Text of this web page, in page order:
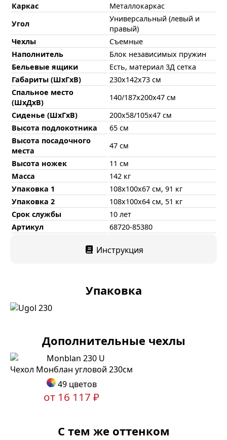
Каркас
Металлокаркас
Угол
Универсальный (левый и
правый)
Чехлы
Съемные
Наполнитель
Блок независимых пружин
Бельевые ящики
Есть, материал 3Д сетка
Габариты (ШхГхВ)
230х142х73 см
Спальное место
(ШхДхВ)
140/187х200х47 см
Сиденье (ШхГхВ)
200х58/105х47 см
Высота подлокотника
65 см
Высота посадочного
места
47 см
Высота ножек
11 см
Масса
142 кг
Упаковка 1
108х100х67 см, 91 кг
Упаковка 2
108х100х64 см, 51 кг
Срок службы
10 лет
Артикул
68720-85380
Инструкция
Упаковка
Дополнительные чехлы
Чехол Монблан угловой 230см
49 цветов
от 16 117 ₽
С тем же оттенком